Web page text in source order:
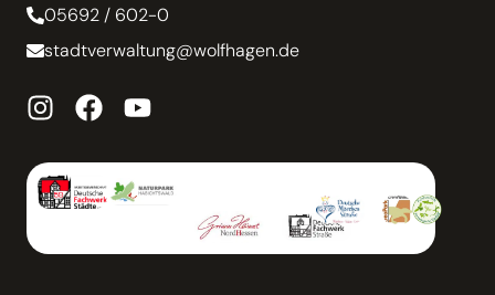
05692 / 602-0
stadtverwaltung@wolfhagen.de